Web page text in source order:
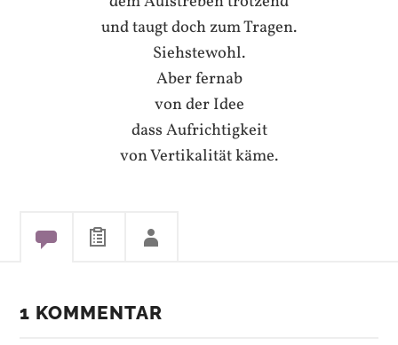
und taugt doch zum Tragen.
Siehstewohl.
Aber fernab
von der Idee
dass Aufrichtigkeit
von Vertikalität käme.
1 KOMMENTAR